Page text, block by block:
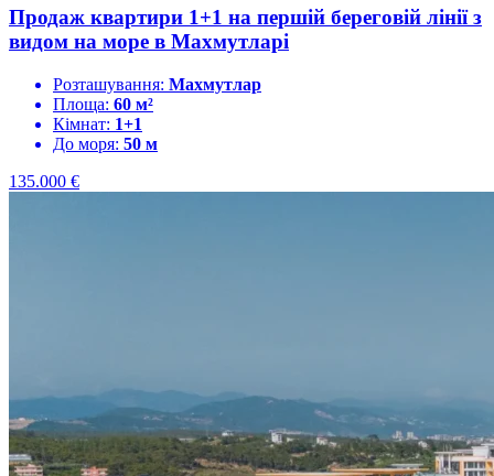
Продаж квартири 1+1 на першій береговій лінії з
видом на море в Махмутларі
Розташування: Махмутлар
Площа: 60 м²
Кімнат: 1+1
До моря: 50 м
135.000 €